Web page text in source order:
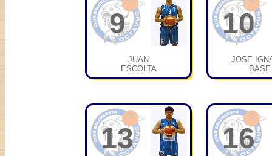
9
JUAN
ESCOLTA
10
JOSE
BASE
13 16